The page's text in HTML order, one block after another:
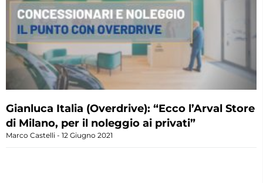
Gianluca Italia (Overdrive): “Ecco l’Arval Store
di Milano, per il noleggio ai privati”
Marco Castelli 12 Giugno 2021